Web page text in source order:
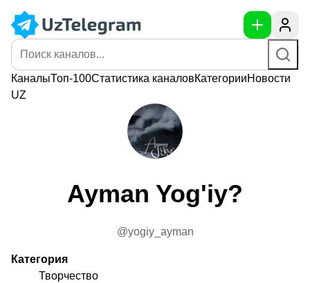
КаналыТоп-100Статистика каналовКатегорииНовости
UZ
Ayman Yog'iy?
@yogiy_ayman
Категория
Творчество